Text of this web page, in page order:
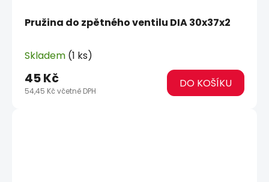
Pružina do zpětného ventilu DIA 30x37x2
Skladem (1 ks)
54,45 Kč včetně DPH
45 Kč DO KOŠÍKU